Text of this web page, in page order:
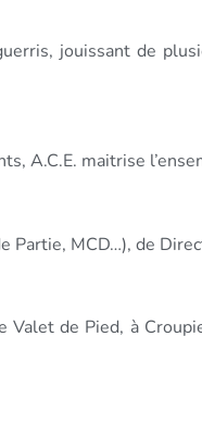
jouissant de
A.C.E. maitrise
MCD…), de
de Pied, à